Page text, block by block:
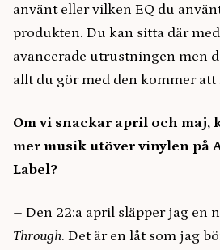
använt eller vilken EQ du
produkten. Du kan sitta där
avancerade utrustningen men
allt du gör med den kommer att
Om vi snackar april och maj,
mer musik utöver vinylen på
Label?
– Den 22:a april släpper jag en
Through. Det är en låt som jag